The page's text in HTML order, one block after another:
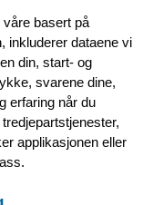
våre basert på
inkluderer dataene vi
din, start- og
svarene dine,
erfaring når du
applikasjonen eller